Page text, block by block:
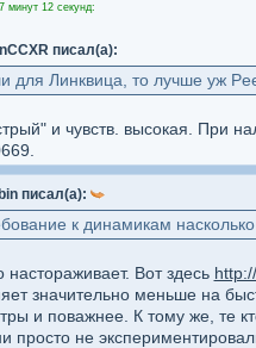
минут 12 секунд:
писал(а):
для Линквица, то лучше уж
и чувств. высокая. При
писал(а):
к динамикам
настораживает. Вот здесь
значительно меньше на
и поважнее. К тому же, те
просто не